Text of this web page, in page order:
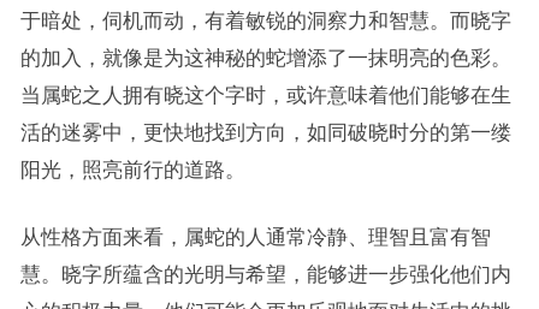
于暗处，伺机而动，有着敏锐的洞察力和智慧。而晓字
的加入，就像是为这神秘的蛇增添了一抹明亮的色彩。
当属蛇之人拥有晓这个字时，或许意味着他们能够在生
活的迷雾中，更快地找到方向，如同破晓时分的第一缕
阳光，照亮前行的道路。
从性格方面来看，属蛇的人通常冷静、理智且富有智
慧。晓字所蕴含的光明与希望，能够进一步强化他们内